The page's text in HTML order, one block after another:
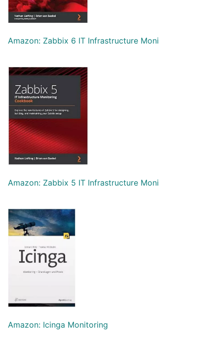
Amazon: Zabbix 6 IT Infrastructure Moni
Amazon: Zabbix 5 IT Infrastructure Moni
Amazon: Icinga Monitoring